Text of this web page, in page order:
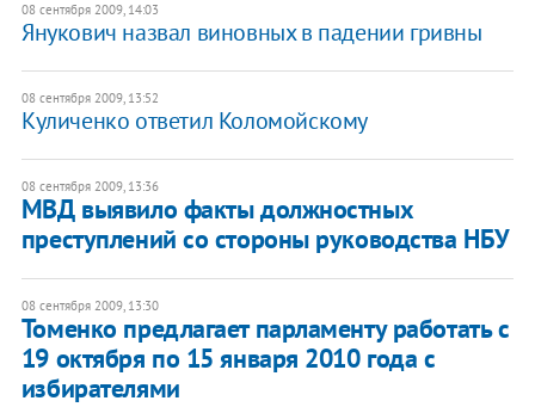
08 сентября 2009, 14:03
Янукович назвал виновных в падении гривны
08 сентября 2009, 13:52
Куличенко ответил Коломойскому
08 сентября 2009, 13:36
МВД выявило факты должностных
преступлений со стороны руководства НБУ
08 сентября 2009, 13:30
Томенко предлагает парламенту работать с
19 октября по 15 января 2010 года с
избирателями